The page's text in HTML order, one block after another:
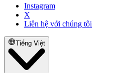
Instagram
X
Liên hệ với chúng tôi
Tiếng Việt